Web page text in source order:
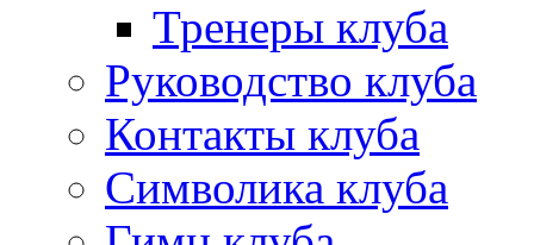
Тренеры клуба
Руководство клуба
Контакты клуба
Символика клуба